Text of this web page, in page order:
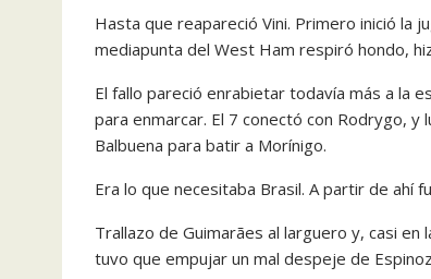
Hasta que reapareció Vini. Primero inició la
mediapunta del West Ham respiró hondo,
El fallo pareció enrabietar todavía más a la
para enmarcar. El 7 conectó con Rodrygo,
Balbuena para batir a Morínigo.
Era lo que necesitaba Brasil. A partir de ahí
Trallazo de Guimarães al larguero y, casi en
tuvo que empujar un mal despeje de